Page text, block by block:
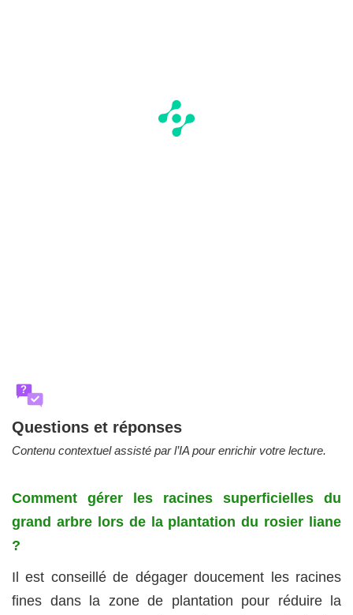
?
Questions et réponses
Contenu contextuel assisté par l’IA pour enrichir votre lecture.
Comment gérer les racines superficielles du
grand arbre lors de la plantation du rosier liane
?
Il est conseillé de dégager doucement les racines
fines dans la zone de plantation pour réduire la